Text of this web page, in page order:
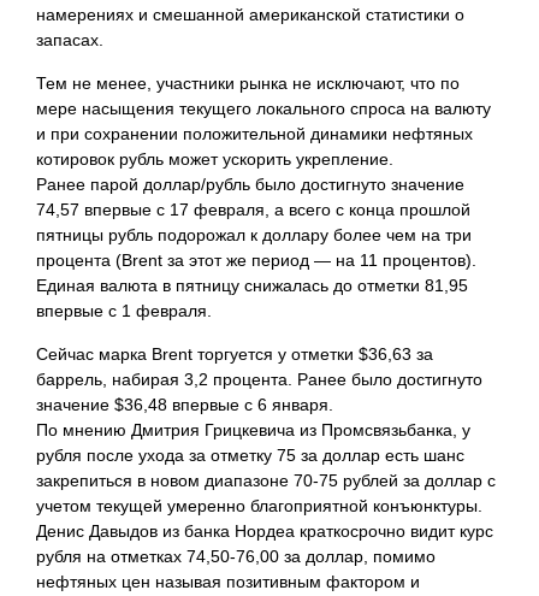
намерениях и смешанной американской статистики о
запасах.
Тем не менее, участники рынка не исключают, что по
мере насыщения текущего локального спроса на валюту
и при сохранении положительной динамики нефтяных
котировок рубль может ускорить укрепление.
Ранее парой доллар/рубль было достигнуто значение
74,57 впервые с 17 февраля, а всего с конца прошлой
пятницы рубль подорожал к доллару более чем на три
процента (Brent за этот же период — на 11 процентов).
Единая валюта в пятницу снижалась до отметки 81,95
впервые с 1 февраля.
Сейчас марка Brent торгуется у отметки $36,63 за
баррель, набирая 3,2 процента. Ранее было достигнуто
значение $36,48 впервые с 6 января.
По мнению Дмитрия Грицкевича из Промсвязьбанка, у
рубля после ухода за отметку 75 за доллар есть шанс
закрепиться в новом диапазоне 70-75 рублей за доллар с
учетом текущей умеренно благоприятной конъюнктуры.
Денис Давыдов из банка Нордеа краткосрочно видит курс
рубля на отметках 74,50-76,00 за доллар, помимо
нефтяных цен называя позитивным фактором и